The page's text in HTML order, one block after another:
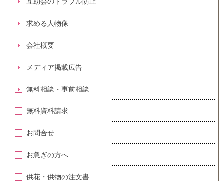
求める人物像
会社概要
メディア掲載広告
無料相談・事前相談
無料資料請求
お問合せ
お急ぎの方へ
供花・供物の注文書